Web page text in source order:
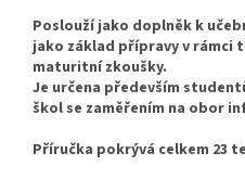
Poslouží jako doplněk k
jako základ přípravy v
maturitní zkoušky.
Je určena především
škol se zaměřením na obor
Příručka pokrývá celkem 23